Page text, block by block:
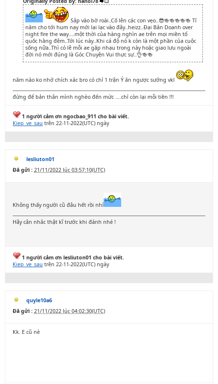
Sắp vào bờ roài..Cố lên các con vẹo..😎🍻🍻🍻🍻🍻 Tỉ
năm cho tới hum nay mới lại lạc vào đây..heizz..Đại Bản Doanh over
night fire the way....một thời của hàng nghìn ae trên mọi miền tổ
quốc hằng đêm..Tới lúc này..Khi cá độ nó k còn là một phần của cuộc
sống nữa..Thì có lẽ mỗi ae gặp nhau trong này hoặc giao lưu ngoài
đời nó mới đúng là Góc Chuyện Vui thực sự..👌🍻🍻
năm nào ko nhớ chích xác bro có chỉ 1 trận Ý ăn ngược sướng vkl
đừng để bản thân mình nghèo đến mức ....chỉ còn lại mỗi tiền !!!
1 người cảm ơn ngocbao_911 cho bài viết.
Kiep_ve_sau trên 22-11-2022(UTC) ngày
lesliuton01
Đã gửi : 21/11/2022 lúc 03:57:10(UTC)
Không thấy người cũ đâu hết rồi nhỉ
Hãy cân nhắc thật kĩ trước khi đánh nhé !
1 người cảm ơn lesliuton01 cho bài viết.
Kiep_ve_sau trên 22-11-2022(UTC) ngày
quyle10a6
Đã gửi : 21/11/2022 lúc 04:02:30(UTC)
Kk. E cũ nè